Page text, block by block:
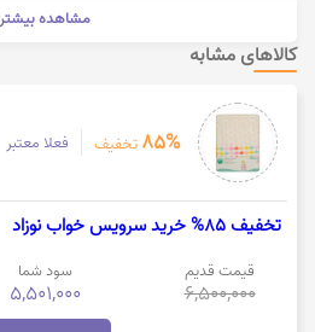
مشاهده بیشتر
کالاهای مشابه
85% تخفیف فعلا معتبر
تخفیف 85% خرید سرویس خواب نوزاد
قیمت قدیم
6,500,000
سود شما
5,501,000